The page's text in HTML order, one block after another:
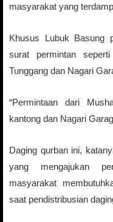
masyarakat yang
Khusus Lubuk Basung
surat permintan
Tunggang dan Nagari
“Permintaan dari
kantong dan Nagari
Daging qurban ini,
yang mengajukan
masyarakat
saat pendistribusian